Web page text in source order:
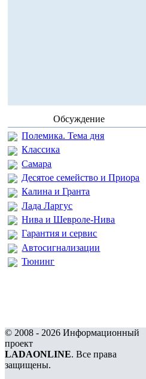
Обсуждение
Полемика. Тема дня
Классика
Самара
Десятое семейство и Приора
Калина и Гранта
Лада Ларгус
Нива и Шевроле-Нива
Гарантия и сервис
Автосигнализации
Тюнинг
© 2008 - 2026 Информационный
проект
LADAONLINE. Все права
защищены.